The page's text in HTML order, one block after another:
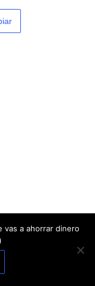
vas a ahorrar dinero